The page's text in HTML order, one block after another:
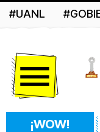
#UANL
¡WOW!